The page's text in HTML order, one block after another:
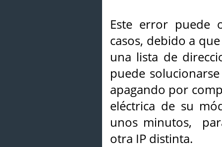
Este error puede
casos, debido a
una lista de
puede
apagando por
eléctrica de su
unos minutos,
otra IP distinta.